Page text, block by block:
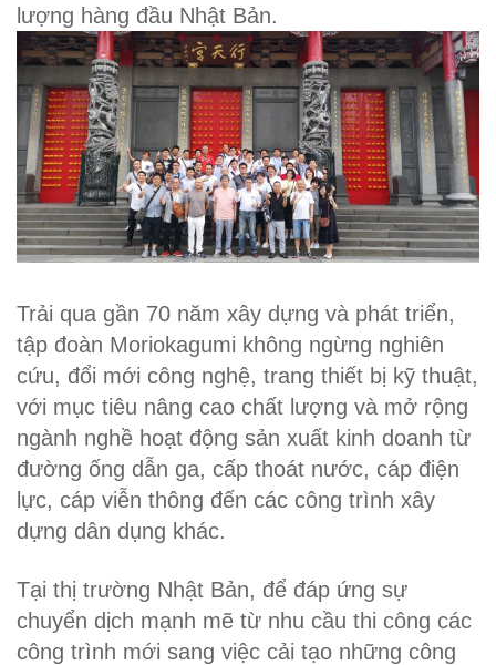
lượng hàng đầu Nhật Bản.
Trải qua gần 70 năm xây dựng và phát triển,
tập đoàn Moriokagumi không ngừng nghiên
cứu, đổi mới công nghệ, trang thiết bị kỹ thuật,
với mục tiêu nâng cao chất lượng và mở rộng
ngành nghề hoạt động sản xuất kinh doanh từ
đường ống dẫn ga, cấp thoát nước, cáp điện
lực, cáp viễn thông đến các công trình xây
dựng dân dụng khác.
Tại thị trường Nhật Bản, để đáp ứng sự
chuyển dịch mạnh mẽ từ nhu cầu thi công các
công trình mới sang việc cải tạo những công